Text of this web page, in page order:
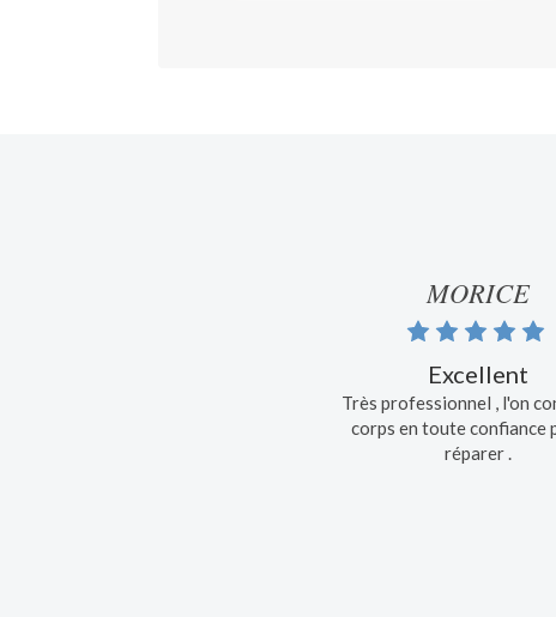
MORICE
Excellent
Très professionnel , l'on
corps en toute confiance
réparer .